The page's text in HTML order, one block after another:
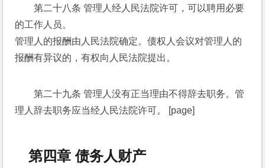
第二十八条 管理人经人民法院许可，可以聘用必要
的工作人员。
管理人的报酬由人民法院确定。债权人会议对管理人的
报酬有异议的，有权向人民法院提出。
第二十九条 管理人没有正当理由不得辞去职务。管
理人辞去职务应当经人民法院许可。 [page]
第四章 债务人财产